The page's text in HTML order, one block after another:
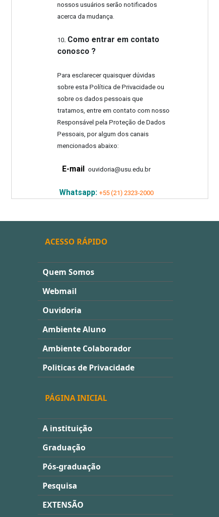
nossos usuários serão notificados
acerca da mudança.
10. Como entrar em contato
conosco ?
Para esclarecer quaisquer dúvidas
sobre esta Política de Privacidade ou
sobre os dados pessoais que
tratamos, entre em contato com nosso
Responsável pela Proteção de Dados
Pessoais, por algum dos canais
mencionados abaixo:
E-mail: ouvidoria@usu.edu.br
Whatsapp: +55 (21) 2323-2000
ACESSO RÁPIDO
Quem Somos
Webmail
Ouvidoria
Ambiente Aluno
Ambiente Colaborador
Politicas de Privacidade
PÁGINA INICIAL
A instituição
Graduação
Pós-graduação
Pesquisa
EXTENSÃO